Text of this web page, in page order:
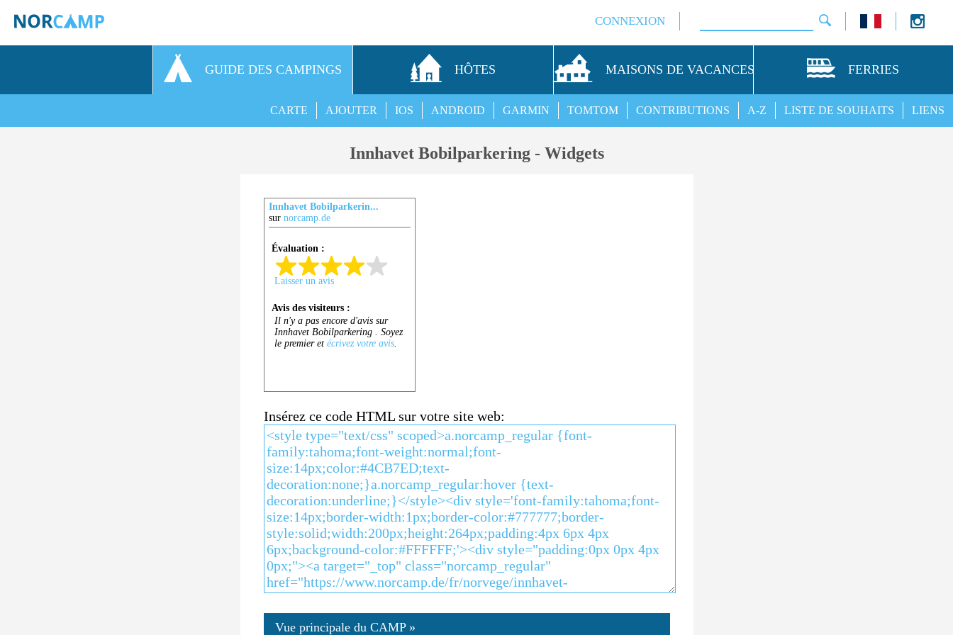
CONNEXION
GUIDE DES CAMPINGS HÔTES MAISONS DE VACANCES FERRIES
LIENS
LISTE DE SOUHAITS
A-Z
CONTRIBUTIONS
TOMTOM
GARMIN
ANDROID
IOS
AJOUTER
CARTE
Innhavet Bobilparkering - Widgets
Innhavet Bobilparkerin...
surnorcamp.de
Insérez ce code HTML sur votre site web:
Vue principale du CAMP »